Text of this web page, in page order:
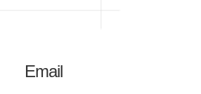
Email